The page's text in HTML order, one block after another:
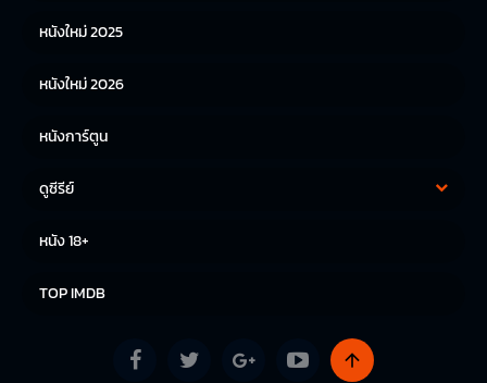
หนังญี่ปุ่น
หนังใหม่ 2025
หนังใหม่ 2026
หนังการ์ตูน
ดูซีรีย์
หนัง 18+
TOP IMDB